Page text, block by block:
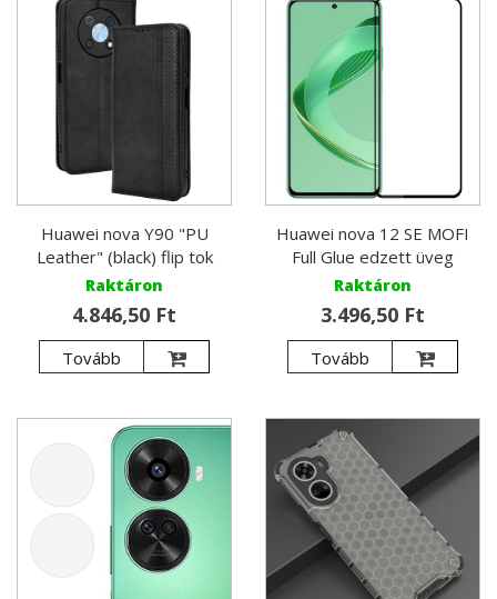
Huawei nova Y90 "PU
Leather" (black) flip tok
Raktáron
4.846,50 Ft
Tovább
Huawei nova 12 SE MOFI
Full Glue edzett üveg
Raktáron
3.496,50 Ft
Tovább